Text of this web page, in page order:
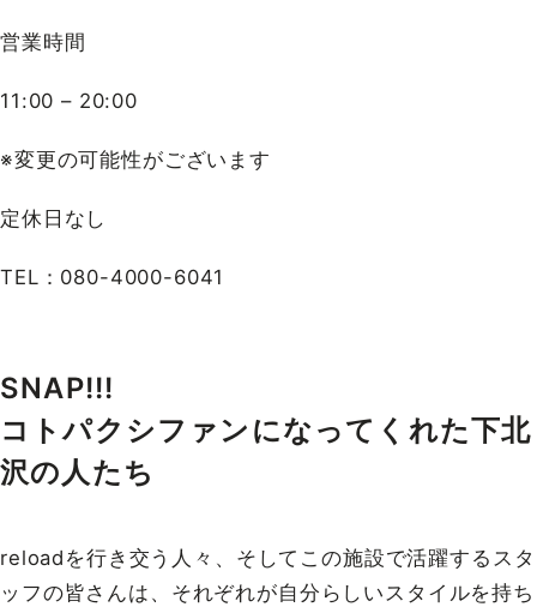
営業時間
11:00 – 20:00
※変更の可能性がございます
定休日なし
TEL：080-4000-6041
SNAP!!!
コトパクシファンになってくれた下北
沢の人たち
reloadを行き交う人々、そしてこの施設で活躍するスタ
ッフの皆さんは、それぞれが自分らしいスタイルを持ち